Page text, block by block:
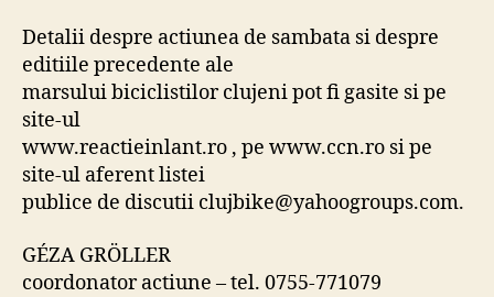
Detalii despre actiunea de sambata si despre
editiile precedente ale
marsului biciclistilor clujeni pot fi gasite si pe
site-ul
www.reactieinlant.ro , pe www.ccn.ro si pe
site-ul aferent listei
publice de discutii clujbike@yahoogroups.com.
GÉZA GRÖLLER
coordonator actiune – tel. 0755-771079